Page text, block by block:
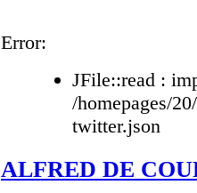
Error:
JFile::read :
/homepages/
twitter.json
ALFRED DE